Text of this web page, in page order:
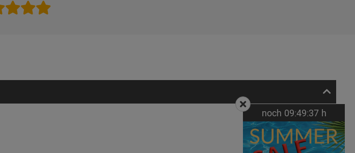
noch 09:49:36 h